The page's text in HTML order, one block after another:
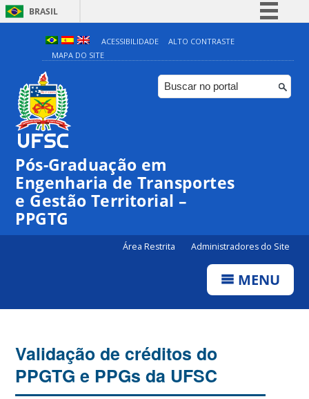
BRASIL
Simplifique!
Comunica BR
Participe
ACESSIBILIDADE
ALTO CONTRASTE
MAPA DO SITE
Pós-Graduação em
Engenharia de Transportes
e Gestão Territorial –
PPGTG
Área Restrita Administradores do Site
MENU
Validação de créditos do
PPGTG e PPGs da UFSC